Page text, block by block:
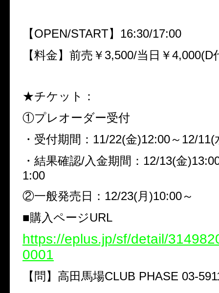
【OPEN/START】16:30/17:00
【料金】前売￥3,500/当日￥4,000(D
★チケット：
①プレオーダー受付
・受付期間：11/22(金)12:00～12/11(
・結果確認/入金期間：12/13(金
1:00
②一般発売日：12/23(月)10:00～
■購入ページURL
https://eplus.jp/sf/detail/
0001
【問】高田馬場CLUB PHASE 03-